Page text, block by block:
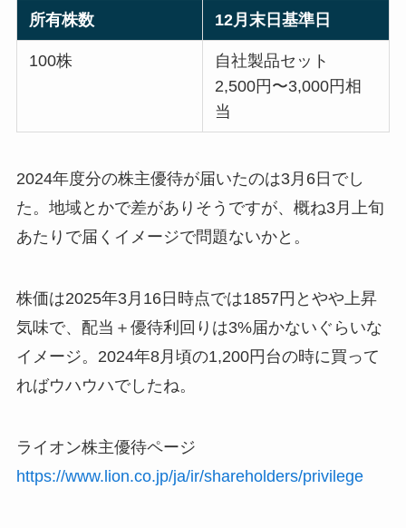
所有株数 12月末日基準日
100株
自社製品セット
2,500円〜3,000円相
当
2024年度分の株主優待が届いたのは3月6日でし
た。地域とかで差がありそうですが、概ね3月上旬
あたりで届くイメージで問題ないかと。
株価は2025年3月16日時点では1857円とやや上昇
気味で、配当＋優待利回りは3%届かないぐらいな
イメージ。2024年8月頃の1,200円台の時に買って
ればウハウハでしたね。
ライオン株主優待ページ
https://www.lion.co.jp/ja/ir/shareholders/privilege